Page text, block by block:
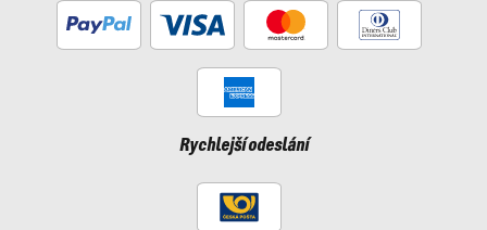
Rychlejší odeslání